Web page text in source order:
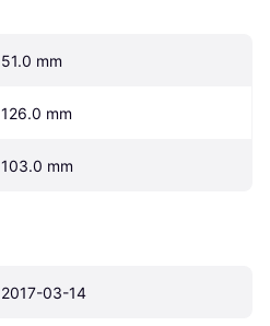
51.0 mm
126.0 mm
103.0 mm
2017-03-14